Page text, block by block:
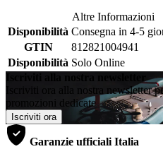
Altre Informazioni
Disponibilità Consegna in 4-5
GTIN
812821004941
Disponibilità Solo Online
Iscriviti alla nostra newsletter
Iscriviti ora alla nostra newsletter
promozioni dedicate
Iscriviti ora
Garanzie ufficiali Italia